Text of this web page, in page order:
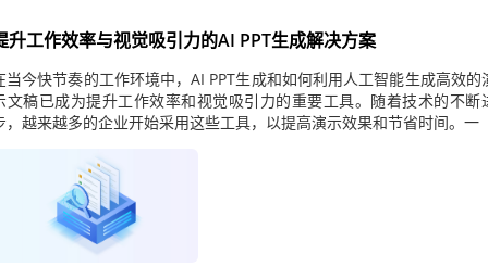
升工作效率与视觉吸引力的AI PPT生成解决方案
当今快节奏的工作环境中，AI PPT生成和如何利用人工智能生成高效的
文稿已成为提升工作效率和视觉吸引力的重要工具。随着技术的不断
，越来越多的企业开始采用这些工具，以提高演示效果和节省时间。一